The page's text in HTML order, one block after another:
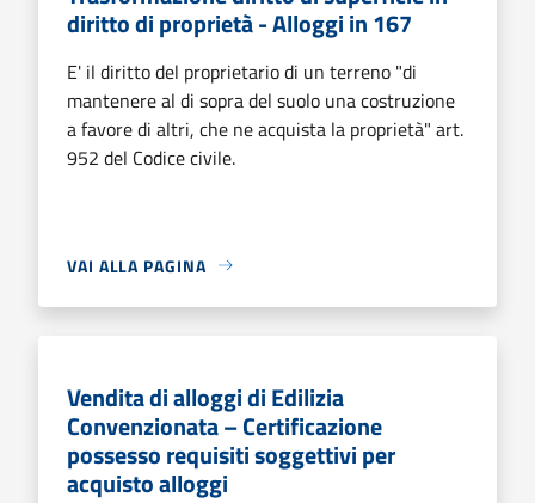
diritto di proprietà - Alloggi in 167
E' il diritto del proprietario di un terreno "di
mantenere al di sopra del suolo una costruzione
a favore di altri, che ne acquista la proprietà" art.
952 del Codice civile.
VAI ALLA PAGINA
Vendita di alloggi di Edilizia
Convenzionata – Certificazione
possesso requisiti soggettivi per
acquisto alloggi